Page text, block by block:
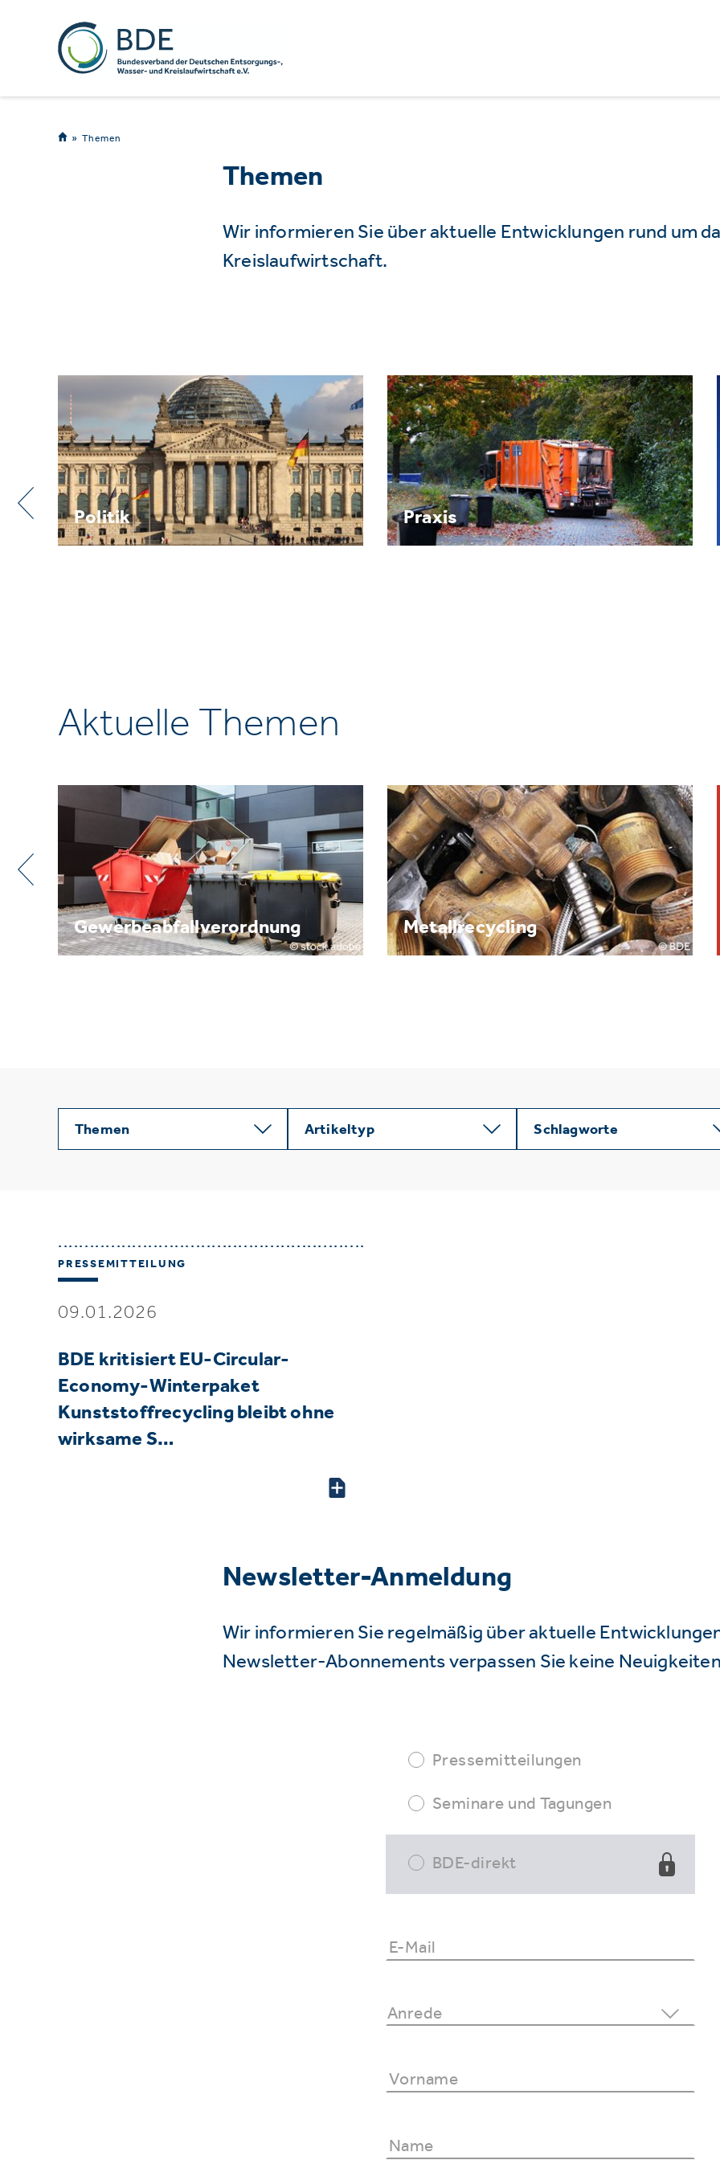
Themen
Themen
Wir informieren Sie über aktuelle Entwicklungen rund um
Kreislaufwirtschaft.
Praxis Recht
Aktuelle Themen
Metallrecycling Brennpunkt: Batterie
Themen Artikeltyp Schlagworte
PRESSEMITTEILUNG
09.01.2026
BDE kritisiert EU-Circular-
Economy-Winterpaket
Kunststoffrecycling bleibt ohne
wirksame S…
Newsletter-Anmeldung
Wir informieren Sie regelmäßig über aktuelle
Newsletter-Abonnements verpassen Sie keine
Pressemitteilungen
Seminare und Tagungen
BDE-direkt